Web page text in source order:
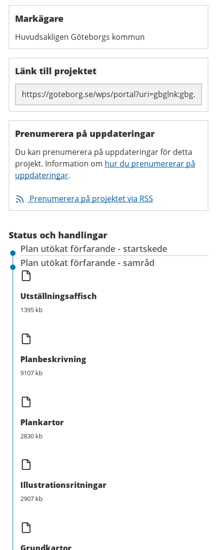
Markägare
Huvudsakligen Göteborgs kommun
Länk till projektet
Prenumerera på uppdateringar
Du kan prenumerera på uppdateringar för detta
projekt. Information om hur du prenumererar på
uppdateringar.
Prenumerera på projektet via RSS
Status och handlingar
Plan utökat förfarande - startskede
Plan utökat förfarande - samråd
Utställningsaffisch
1395 kb
Planbeskrivning
9107 kb
Plankartor
2830 kb
Illustrationsritningar
2907 kb